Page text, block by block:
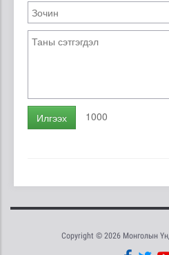
Илгээх 1000
Copyright © 2026 Монголын